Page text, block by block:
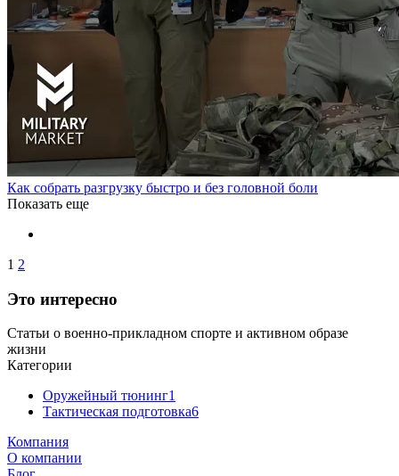
Как собрать разгрузку быстро и без головной боли
Показать еще
1 2
Это интересно
Статьи о военно-прикладном спорте и активном образе
жизни
Категории
Оружейный тюнинг1
Тактическая подготовка6
Компания
О компании